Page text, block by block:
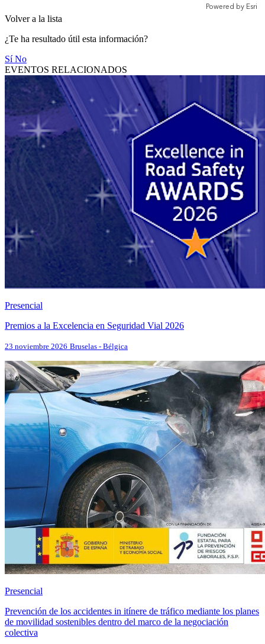
Volver a la lista
¿Te ha resultado útil esta información?
SíNo
EVENTOS RELACIONADOS
Presencial
Premios a la Excelencia en Seguridad Vial 2026
23 noviembre 2026 Bruselas - Bélgica
Presencial
Prevención de los accidentes in itínere de tráfico mediante los planes
de movilidad sostenibles dentro del marco de la negociación
colectiva